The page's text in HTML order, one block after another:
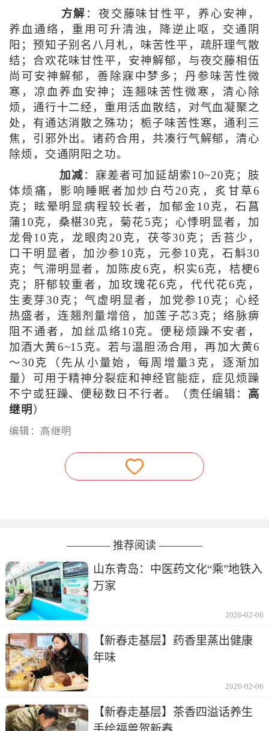
方解 ：夜交藤味甘性平，养心安神，
养血通络，重用可升清浊，降逆止呕，交通阴
阳；预知子别名八月札，味苦性平，疏肝理气散
结；合欢花味甘性平，安神解郁，与夜交藤相伍
尚可安神解郁，善除寐中梦多；丹参味苦性微
寒，凉血养血安神；连翘味苦性微寒，清心除
烦，通行十二经，重用活血散结，对气血凝聚之
处，有通达消散之殊功；栀子味苦性寒，通利三
焦，引邪外出。诸药合用，共凑行气解郁，清心
除烦，交通阴阳之功。
加减 ：寐差者可加延胡索10~20克；肢
体烦痛，影响睡眠者加炒白芍20克，炙甘草6
克；眩晕明显病程较长者，加郁金10克，石菖
蒲10克，桑椹30克，菊花5克；心悸明显者，加
龙骨10克，龙眼肉20克，茯苓30克；舌苔少，
口干明显者，加沙参10克，元参10克，石斛30
克；气滞明显者，加陈皮6克，枳实6克，桔梗6
克；肝郁较重者，加玫瑰花6克，代代花6克，
生麦芽30克；气虚明显者，加党参10克；心经
热盛者，连翘剂量增倍，加莲子芯3克；络脉痹
阻不通者，加丝瓜络10克。便秘烦躁不安者，
加酒大黄6~15克。若与温胆汤合用，再加大黄6
～30克（先从小量始，每周增量3克，逐渐加
量）可用于精神分裂症和神经官能症，症见烦躁
不宁或狂躁、便秘数日不行者。（责任编辑： 高
继明 ）
编辑：高继明
———— 推荐阅读 ————
山东青岛：中医药文化“乘”地铁入
万家
2026-02-06
【新春走基层】药香里蒸出健康
年味
2026-02-06
【新春走基层】茶香四溢话养生